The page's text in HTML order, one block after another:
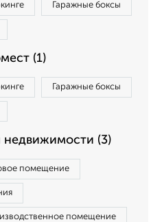
Гаражные боксы
(1)
Гаражные боксы
(3)
помещение
помещение